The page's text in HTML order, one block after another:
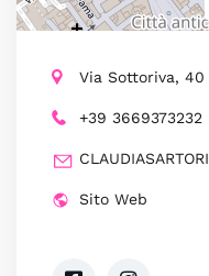
Via Sottoriva, 40
+39 3669373232
Sito Web